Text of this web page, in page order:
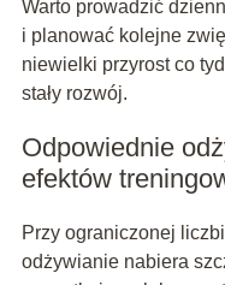
Warto prowadzić
i planować kolejne
niewielki przyrost co
stały rozwój.
Odpowiednie
efektów
Przy ograniczonej
odżywianie nabiera